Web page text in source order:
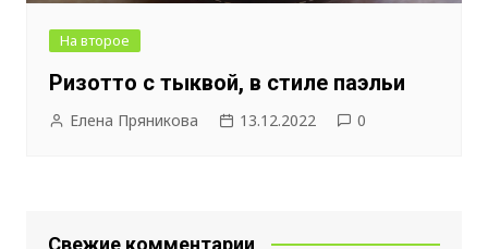
На второе
Ризотто с тыквой, в стиле паэльи
Елена Пряникова 13.12.2022 0
Свежие комментарии